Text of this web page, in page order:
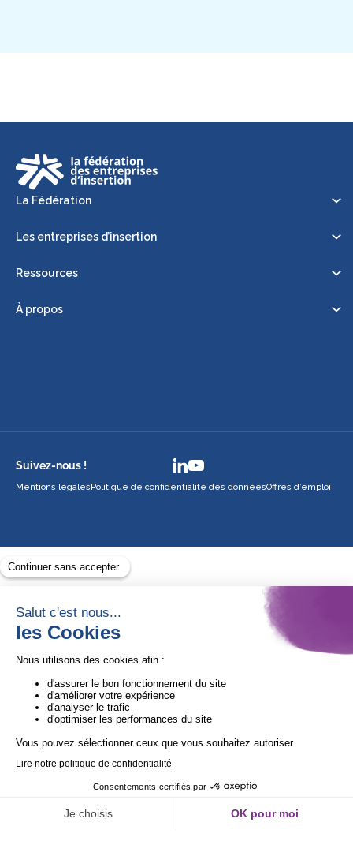
La Fédération
Les entreprises d’insertion
Ressources
À propos
Suivez-nous !
Mentions légalesPolitique de confidentialité des donnéesOffres d’emploi
1ère Organisation de l’ESS certifiée Quali’OP